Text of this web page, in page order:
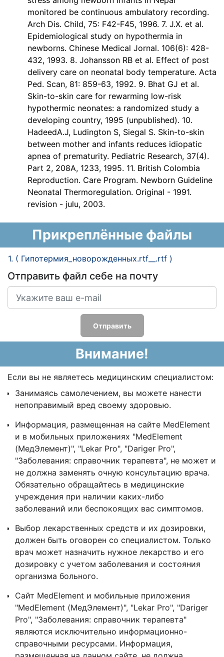
monitored be continuous ambulatory recording.
Arch Dis. Child, 75: F42-F45, 1996. 7. J.X. et al.
Epidemiological study on hypothermia in
newborns. Chinese Medical Jornal. 106(6): 428-
432, 1993. 8. Johansson RB et al. Effect of post
delivery care on neonatal body temperature. Acta
Ped. Scan, 81: 859-63, 1992. 9. Bhat GJ et al.
Skin-to-skin care for rewarming low-risk
hypothermic neonates: a randomized study a
developing country, 1995 (unpublished). 10.
HadeedA.J, Ludington S, Siegal S. Skin-to-skin
between mother and infants reduces idiopatic
apnea of prematurity. Pediatric Research, 37(4).
Part 2, 208A, 1233, 1995. 11. British Colombia
Reproduction. Care Program. Newborn Guideline
Neonatal Thermoregulation. Original - 1991.
revision - julu, 2003.
Прикреплённые файлы
1. ( Гипотермия_новорожденных.rtf__.rtf )
Отправить файл себе на почту
Отправить
Внимание!
Если вы не являетесь медицинским специалистом:
Занимаясь самолечением, вы можете нанести
непоправимый вред своему здоровью.
Информация, размещенная на сайте MedElement
и в мобильных приложениях "MedElement
(МедЭлемент)", "Lekar Pro", "Dariger Pro",
"Заболевания: справочник терапевта", не может и
не должна заменять очную консультацию врача.
Обязательно обращайтесь в медицинские
учреждения при наличии каких-либо
заболеваний или беспокоящих вас симптомов.
Выбор лекарственных средств и их дозировки,
должен быть оговорен со специалистом. Только
врач может назначить нужное лекарство и его
дозировку с учетом заболевания и состояния
организма больного.
Сайт MedElement и мобильные приложения
"MedElement (МедЭлемент)", "Lekar Pro", "Dariger
Pro", "Заболевания: справочник терапевта"
являются исключительно информационно-
справочными ресурсами. Информация,